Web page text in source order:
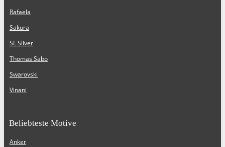
Rafaela
Sakura
SL Silver
Thomas Sabo
Swarovski
Vinani
Beliebteste Motive
Anker